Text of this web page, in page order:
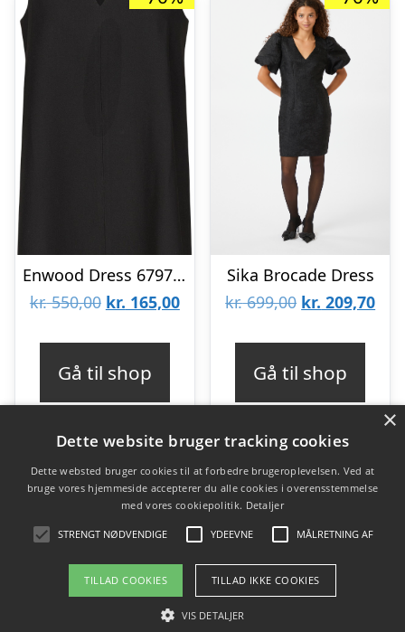
Enwood Dress 6797 Blackxs
kr.550,00 Den
kr. 165,00Den
Gå til shop
Sika Brocade Dress
kr.699,00 Den
kr. 209,70Den
kr.
Gå til shop
Varekategorier
Produkter
×
Dette website bruger tracking cookies
Dette websted bruger cookies til at forbedre brugeroplevelsen. Ved at
bruge vores hjemmeside accepterer du alle cookies i overensstemmelse
med vores cookiepolitik. Detaljer
STRENGT NØDVENDIGE YDEEVNE MÅLRETNING AF
TILLAD COOKIES TILLAD IKKE COOKIES
VIS DETALJER